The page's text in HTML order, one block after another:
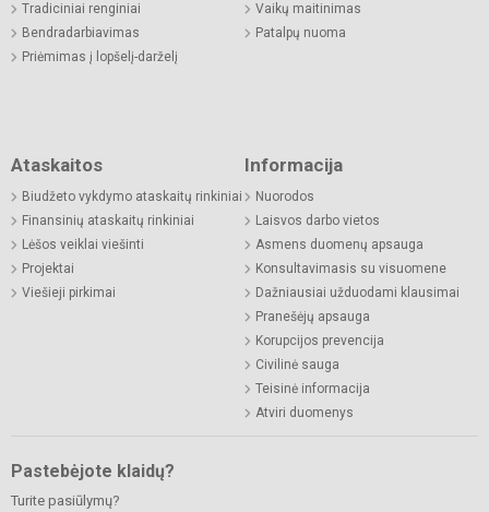
Tradiciniai renginiai
Bendradarbiavimas
Priėmimas į lopšelį-darželį
Vaikų maitinimas
Patalpų nuoma
Ataskaitos
Biudžeto vykdymo ataskaitų rinkiniai
Finansinių ataskaitų rinkiniai
Lėšos veiklai viešinti
Projektai
Viešieji pirkimai
Informacija
Nuorodos
Laisvos darbo vietos
Asmens duomenų apsauga
Konsultavimasis su visuomene
Dažniausiai užduodami klausimai
Pranešėjų apsauga
Korupcijos prevencija
Civilinė sauga
Teisinė informacija
Atviri duomenys
Pastebėjote klaidų?
Turite pasiūlymų?